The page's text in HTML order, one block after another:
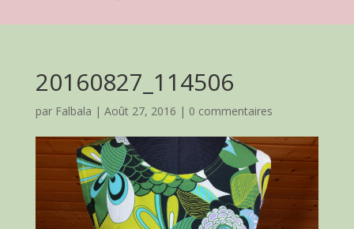
20160827_114506
par Falbala | Août 27, 2016 | 0 commentaires